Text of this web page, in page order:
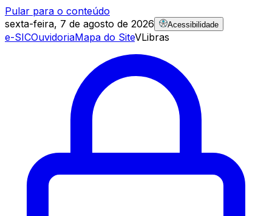
Pular para o conteúdo
sexta-feira, 7 de agosto de 2026
Acessibilidade
e-SICOuvidoriaMapa do SiteVLibras